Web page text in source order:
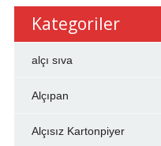
Kategoriler
alçı sıva
Alçıpan
Alçısız Kartonpiyer